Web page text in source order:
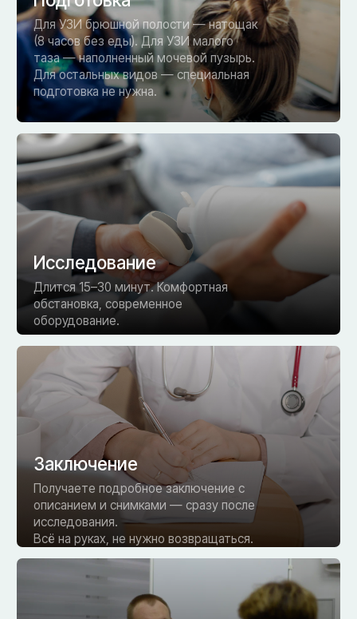
Нелучевой метод — безопасен для детей,
беременных, кормящих. 15–30 минут в
комфортной обстановке.
Безопасно и комфортно
Заключение с описанием и снимками — в день
обращения. Не ждёте дни. Не приходите
повторно.
Результат сразу
Акция действует до конца месяца. Доступные
цены на исследования экспертного уровня.
Скидка 20%
на все виды УЗИ
Не является публичной офертой. Точную
стоимость уточняйте у администраторов
Выберите свою программу
— или запишитесь на
прием, и врач подберёт
оптимальный план
• Стоимость